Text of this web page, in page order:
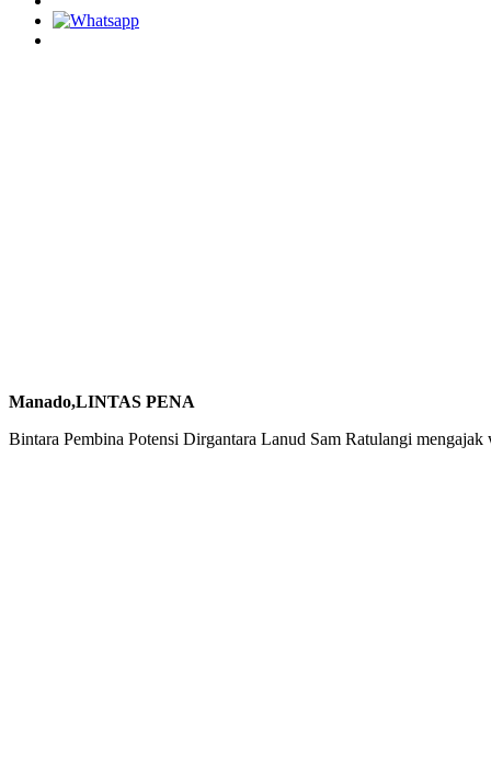
Manado,LINTAS PENA
Bintara Pembina Potensi Dirgantara Lanud Sam Ratulangi